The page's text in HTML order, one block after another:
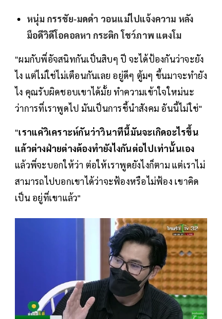
หนุ่ม กรรชัย-มดดำ วอนแม่ไปแจ้งความ หลัง
มือดีวิดีโอคอลหา กระติก โชว์ภาพ แตงโม
"ผมกับพี่อัจสนิทกันเป็นสิบๆ ปี จะได้ป้องกันว่าจะยัง
ไง แต่ไม่ใช่ไม่เตือนกันเลย อยู่ดีๆ ตู้มๆ ขึ้นมาจะทำยัง
ไง คุณรับผิดชอบเขาได้มั้ย ทำความเข้าใจใหม่นะ
ว่าการที่เราพูดไป มันเป็นการชี้นำสังคม อันนี้ไม่ใช่"
"เราแค่วิเคราะห์กันว่าวินาทีนี้มันจะเกิดอะไรขึ้น
แล้วต่างฝ่ายต่างต้องทำยังไงกันต่อไปเท่านั้นเอง
แล้วพี่จะบอกให้ว่า ต่อให้เราพูดยังไงก็ตาม แต่เราไม่
สามารถไปบอกเขาได้ว่าจะฟ้องหรือไม่ฟ้อง เขาคิด
เป็น อยู่ที่เขาแล้ว"